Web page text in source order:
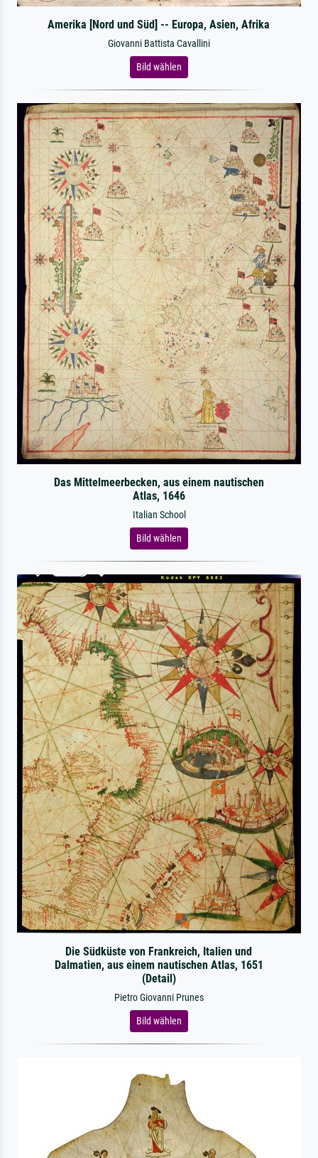
Amerika [Nord und Süd] -- Europa, Asien, Afrika
Giovanni Battista Cavallini
Bild wählen
Das Mittelmeerbecken, aus einem nautischen
Atlas, 1646
Italian School
Bild wählen
Die Südküste von Frankreich, Italien und
Dalmatien, aus einem nautischen Atlas, 1651
(Detail)
Pietro Giovanni Prunes
Bild wählen